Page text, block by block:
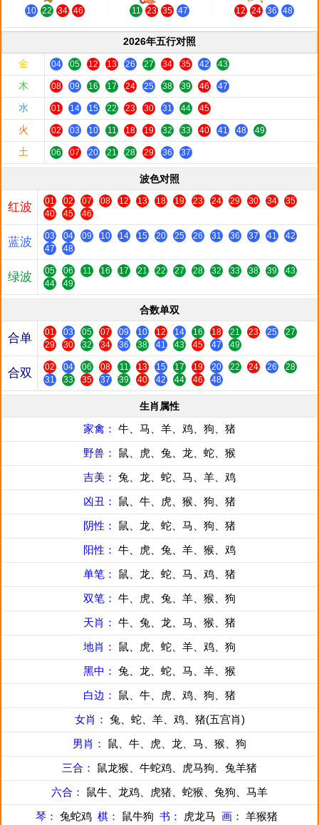
10 22 34 46 11 23 35 47 12 24 36 48
2026年五行对照
金
04 05 12 13 26 27 34 35 42 43
木 08 09 16 17 24 25 38 39 46 47
水 01 14 15 22 23 30 31 44 45
火 02 03 10 11 18 19 32 33 40 41 48 49
土 06 07 20 21 28 29 36 37
波色对照
红波 01 02 07 08 12 13 18 19 23 24 29 30 34
35
40
45 46
蓝波 03 04 09 10 14 15 20 25 26 31 36 37 41
42
47
48
绿波 05 06 11 16 17 21 22 27 28 32 33 38 39
43
44
49
合数单双
合单 01 03 05 07 09 10 12 14 16 18 21 23 25
27
29
30 32 34 36 38 41 43 45 47 49
合双 02 04 06 08 11 13 15 17 19 20 22 24 26
28
31
33 35 37 39 40 42 44 46 48
生肖属性
家禽： 牛、马、羊、鸡、狗、猪
野兽： 鼠、虎、兔、龙、蛇、猴
吉美： 兔、龙、蛇、马、羊、鸡
凶丑： 鼠、牛、虎、猴、狗、猪
阴性： 鼠、龙、蛇、马、狗、猪
阳性： 牛、虎、兔、羊、猴、鸡
单笔： 鼠、龙、蛇、马、鸡、猪
双笔： 牛、虎、兔、羊、猴、狗
天肖： 牛、兔、龙、马、猴、猪
地肖： 鼠、虎、蛇、羊、鸡、狗
黑中： 兔、龙、蛇、马、羊、猴
白边： 鼠、牛、虎、鸡、狗、猪
女肖： 兔、蛇、羊、鸡、猪(五宫肖)
男肖： 鼠、牛、虎、龙、马、猴、狗
三合： 鼠龙猴、牛蛇鸡、虎马狗、兔羊猪
六合： 鼠牛、龙鸡、虎猪、蛇猴、兔狗、马羊
琴： 兔蛇鸡 棋： 鼠牛狗 书： 虎龙马 画： 羊猴猪